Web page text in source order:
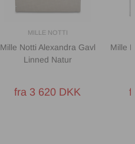
MILLE NOTTI
Mille Notti Alexandra Gavl
Linned Natur
fra 3 620 DKK
Mille